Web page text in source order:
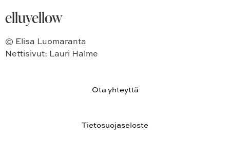
elluyellow
© Elisa Luomaranta
Nettisivut: Lauri Halme
Ota yhteyttä
Tietosuojaseloste